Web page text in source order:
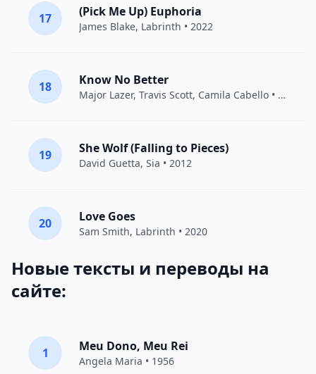
17 (Pick Me Up) Euphoria
James Blake, Labrinth • 2022
18 Know No Better
Major Lazer, Travis Scott, Camila Cabello • 2018
19 She Wolf (Falling to Pieces)
David Guetta, Sia • 2012
20 Love Goes
Sam Smith, Labrinth • 2020
Новые тексты и переводы на
сайте:
1 Meu Dono, Meu Rei
Angela Maria • 1956